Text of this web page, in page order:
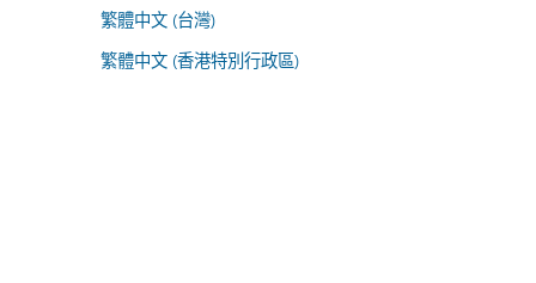
繁體中文 (台灣)
繁體中文 (香港特別行政區)